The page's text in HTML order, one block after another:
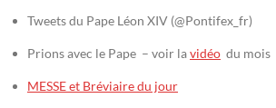
Tweets du Pape Léon XIV (@Pontifex_fr)
Prions avec le Pape – voir lavidéo du mois
MESSE et Bréviaire du jour